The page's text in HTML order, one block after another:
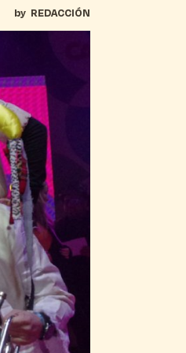
by REDACCIÓN